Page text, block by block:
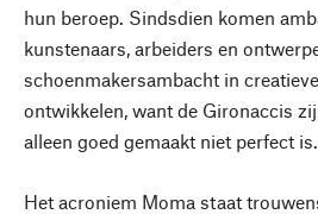
hun beroep. Sindsdien komen
kunstenaars, arbeiders en
schoenmakersambacht in
ontwikkelen, want de Gironaccis
alleen goed gemaakt niet perfect is.
Het acroniem Moma staat